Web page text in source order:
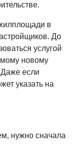
в
До
услугой
новому
если
указать на
нужно сначала